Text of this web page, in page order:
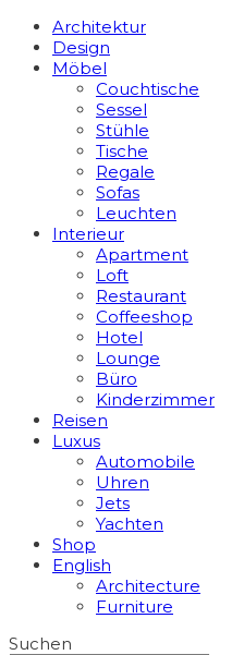
Architektur
Design
Möbel
Couchtische
Sessel
Stühle
Tische
Regale
Sofas
Leuchten
Interieur
Apart­ment
Loft
Restaurant
Coffeeshop
Hotel
Lounge
Büro
Kinderzimmer
Reisen
Luxus
Automobile
Uhren
Jets
Yachten
Shop
English
Architecture
Furniture
Suchen